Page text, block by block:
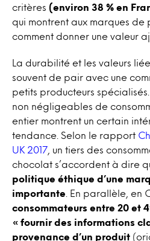
critères (environ 38 % en
qui montrent aux marques de
comment donner une valeur
La durabilité et les valeurs
souvent de pair avec une
petits producteurs
non négligeables de
entier montrent un certain
tendance. Selon le rapport
UK 2017 , un tiers des
chocolat s’accordent à dire
politique éthique d’une
importante . En parallèle, en
consommateurs entre 20 et
« fournir des informations
provenance d’un produit